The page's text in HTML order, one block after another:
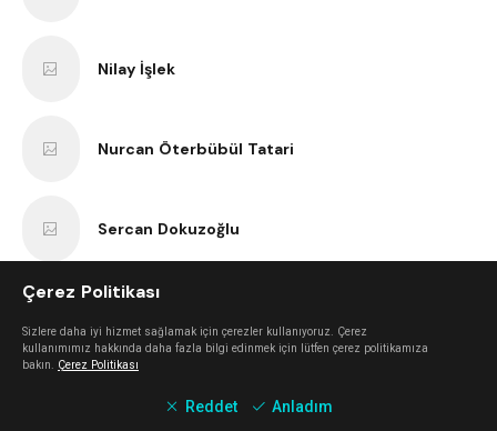
Nilay İşlek
Nurcan Öterbübül Tatari
Sercan Dokuzoğlu
Çerez Politikası
Sizlere daha iyi hizmet sağlamak için çerezler kullanıyoruz. Çerez
kullanımımız hakkında daha fazla bilgi edinmek için lütfen çerez politikamıza
bakın. Çerez Politikası
Reddet Anladım